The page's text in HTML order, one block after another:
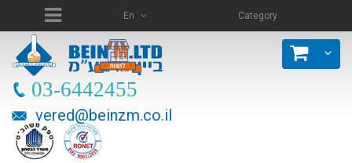
En Category
03-6442455
vered@beinzm.co.il